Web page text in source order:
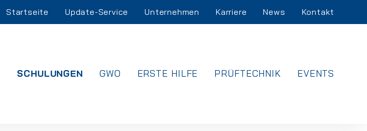
Navigation
Startseite Update-Service Unternehmen Karriere News Kontakt
SCHULUNGEN GWO ERSTE HILFE PRÜFTECHNIK EVENTS